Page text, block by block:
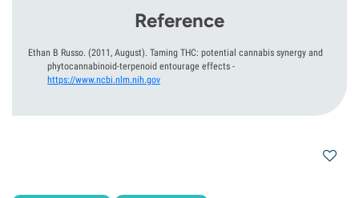
Reference
Ethan B Russo. (2011, August). Taming THC: potential cannabis synergy and
phytocannabinoid-terpenoid entourage effects -
https://www.ncbi.nlm.nih.gov